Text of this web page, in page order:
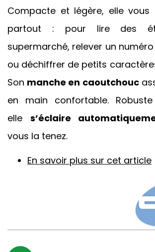
Compacte et légère, elle vous
partout : pour lire des
supermarché, relever un
ou déchiffrer de petits
Son manche en caoutchouc
en main confortable.
elle s’éclaire
vous la tenez.
En savoir plus sur cet article